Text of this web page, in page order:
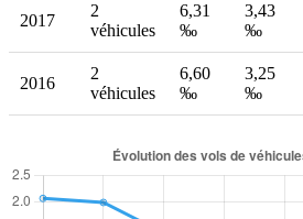
2017
2
véhicules
6,31
‰
3,43
‰
2016
2
véhicules
6,60
‰
3,25
‰